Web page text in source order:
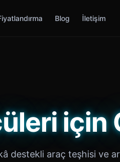
Blog İletişim
için
destekli araç teşhisi ve